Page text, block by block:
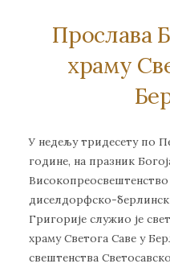
Прослава
храму
У недељу тридесету по
године, на празник
диселдорфско-
Григорије служио је
храму Светога Саве у
свештенства